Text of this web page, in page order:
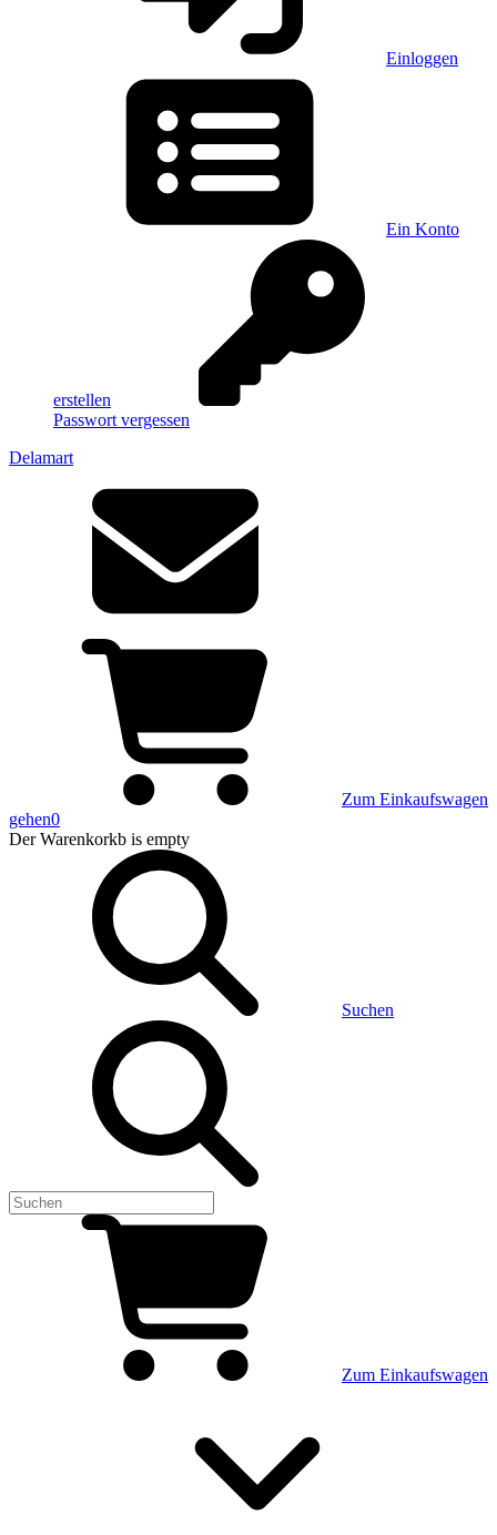
Einloggen
Ein Konto
erstellen
Passwort vergessen
Delamart
Zum Einkaufswagen
gehen0
Der Warenkorkb is empty
Suchen
Zum Einkaufswagen